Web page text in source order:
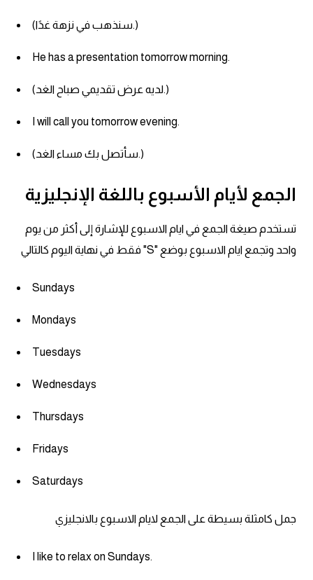
(سنذهب في نزهة غدًا.)
He has a presentation tomorrow morning.
(لديه عرض تقديمي صباح الغد.)
I will call you tomorrow evening.
(سأتصل بك مساء الغد.)
الجمع لأيام الأسبوع باللغة الإنجليزية
تستخدم صيغة الجمع في ايام الاسبوع للإشارة إلى أكثر من يوم
واحد وتجمع ايام الاسبوع بوضع "S" فقط في نهاية اليوم كالتالي
Sundays
Mondays
Tuesdays
Wednesdays
Thursdays
Fridays
Saturdays
جمل كامثلة بسيطة على الجمع لايام الاسبوع بالانجليزي
I like to relax on Sundays.